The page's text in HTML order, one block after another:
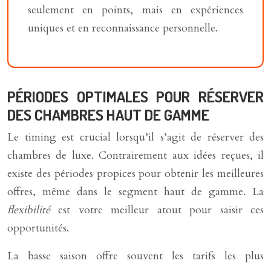
seulement en points, mais en expériences
uniques et en reconnaissance personnelle.
PÉRIODES OPTIMALES POUR RÉSERVER
DES CHAMBRES HAUT DE GAMME
Le timing est crucial lorsqu’il s’agit de réserver des
chambres de luxe. Contrairement aux idées reçues, il
existe des périodes propices pour obtenir les meilleures
offres, même dans le segment haut de gamme. La
flexibilitéest votre meilleur atout pour saisir ces
opportunités.
La basse saison offre souvent les tarifs les plus